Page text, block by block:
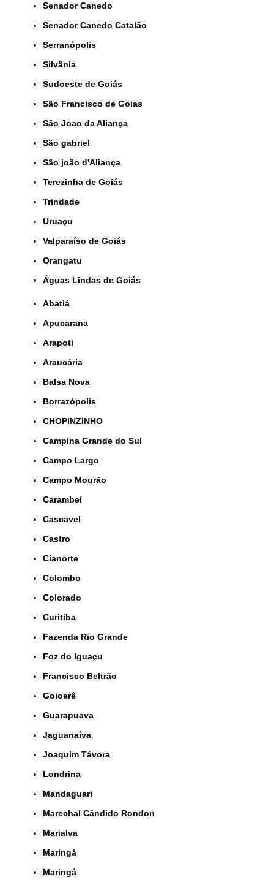
Senador Canedo
Senador Canedo Catalão
Serranópolis
Silvânia
Sudoeste de Goiás
São Francisco de Goias
São Joao da Aliança
São gabriel
São joão d'Aliança
Terezinha de Goiás
Trindade
Uruaçu
Valparaíso de Goiás
orangatu
Águas Lindas de Goiás
Abatiá
Apucarana
Arapoti
Araucária
Balsa Nova
Borrazópolis
CHOPINZINHO
Campina Grande do Sul
Campo Largo
Campo Mourão
Carambeí
Cascavel
Castro
Cianorte
Colombo
Colorado
Curitiba
Fazenda Rio Grande
Foz do Iguaçu
Francisco Beltrão
Goioerê
Guarapuava
Jaguariaíva
Joaquim Távora
Londrina
Mandaguari
Marechal Cândido Rondon
Marialva
Maringá
Maringá